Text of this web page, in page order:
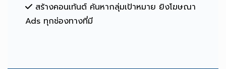
สร้างคอนเท้นต์ ค้นหากลุ่มเป้าหมาย ยิงโฆษณา
Ads ทุกช่องทางที่มี